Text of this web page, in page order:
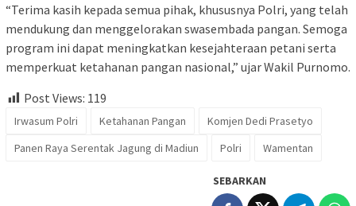
“Terima kasih kepada semua pihak, khususnya Polri, yang telah
mendukung dan menggelorakan swasembada pangan. Semoga
program ini dapat meningkatkan kesejahteraan petani serta
memperkuat ketahanan pangan nasional,” ujar Wakil Purnomo.
Post Views: 119
Irwasum Polri Ketahanan Pangan
Komjen Dedi Prasetyo
Panen Raya Serentak Jagung di Madiun
Polri Wamentan
SEBARKAN